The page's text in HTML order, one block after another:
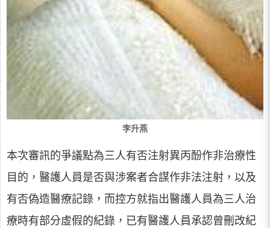
李升燕
本次審訊的爭議點為三人有否注射異丙酚作非治療性
目的，醫護人員是否與涉案者合謀作非法注射，以及
有否偽造醫療記錄，而控方就指出醫護人員為三人治
療時有部分虛假的紀錄，已有醫護人員承認曾刪改紀